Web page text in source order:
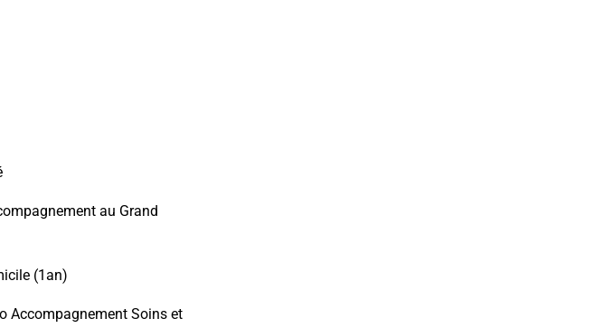
au Grand
(1an)
Accompagnement Soins et